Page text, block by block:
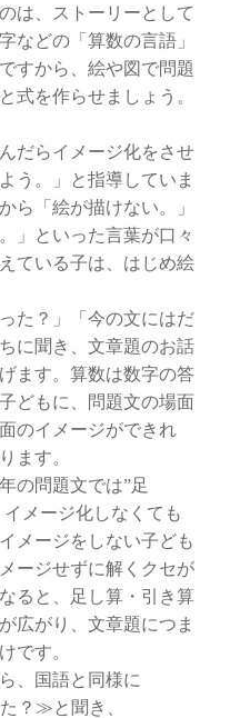
は、ストーリーとして
などの「算数の言語」
すから、絵や図で問題
式を作らせましょう。
だらイメージ化をさせ
う。」と指導していま
ら「絵が描けない。」
」といった言葉が口々
ている子は、はじめ絵
た？」「今の文にはだ
に聞き、文章題のお話
ます。算数は数字の答
どもに、問題文の場面
のイメージができれ
ます。
の問題文では”足
メージ化しなくても
メージをしない子ども
ージせずに解くクセが
ると、足し算・引き算
広がり、文章題につま
です。
、国語と同様に
？≫と聞き、